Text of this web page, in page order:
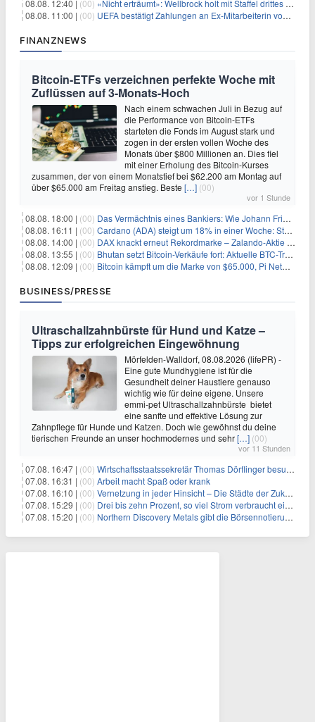
08.08. 12:40 | (00) «Nicht erträumt»: Wellbrock holt mit Staffel drittes EM-Gold
08.08. 11:00 | (00) UEFA bestätigt Zahlungen an Ex-Mitarbeiterin von Infantino
FINANZNEWS
Bitcoin-ETFs verzeichnen perfekte Woche mit
Zuflüssen auf 3-Monats-Hoch
Nach einem schwachen Juli in Bezug auf
die Performance von Bitcoin-ETFs
starteten die Fonds im August stark und
zogen in der ersten vollen Woche des
Monats über $800 Millionen an. Dies fiel
mit einer Erholung des Bitcoin-Kurses
zusammen, der von einem Monatstief bei $62.200 am Montag auf
über $65.000 am Freitag anstieg. Beste […] (00)
vor 1 Stunde
08.08. 18:00 | (00) Das Vermächtnis eines Bankiers: Wie Johann Friedrich Städel sein Imperium unsterblich machte
08.08. 16:11 | (00) Cardano (ADA) steigt um 18% in einer Woche: Steht ein Kurs von $0,30 bevor?
08.08. 14:00 | (00) DAX knackt erneut Rekordmarke – Zalando-Aktie crasht nach Quartalszahlen
08.08. 13:55 | (00) Bhutan setzt Bitcoin-Verkäufe fort: Aktuelle BTC-Transaktionen
08.08. 12:09 | (00) Bitcoin kämpft um die Marke von $65.000, Pi Network gewinnt an Unterstützung
BUSINESS/PRESSE
Ultraschallzahnbürste für Hund und Katze –
Tipps zur erfolgreichen Eingewöhnung
Mörfelden-Walldorf, 08.08.2026 (lifePR) -
Eine gute Mundhygiene ist für die
Gesundheit deiner Haustiere genauso
wichtig wie für deine eigene. Unsere
emmi-pet Ultraschallzahnbürste bietet
eine sanfte und effektive Lösung zur
Zahnpflege für Hunde und Katzen. Doch wie gewöhnst du deine
tierischen Freunde an unser hochmodernes und sehr[…] (00)
vor 11 Stunden
07.08. 16:47 | (00) Wirtschaftsstaatssekretär Thomas Dörflinger besucht Handwerksbetrieb im Kammerbezirk Freiburg
07.08. 16:31 | (00) Arbeit macht Spaß oder krank
07.08. 16:10 | (00) Vernetzung in jeder Hinsicht – Die Städte der Zukunft sind grün-blau
07.08. 15:29 | (00) Drei bis zehn Prozent, so viel Strom verbraucht ein Aufzug im Gebäude
07.08. 15:20 | (00) Northern Discovery Metals gibt die Börsennotierung an der Frankfurter Wertpapierbörse bekannt